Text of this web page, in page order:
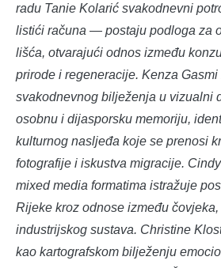
radu Tanie Kolarić svakodnevni
listići računa — postaju podloga za
lišća, otvarajući odnos između
prirode i regeneracije. Kenza Gasmi
svakodnevnog bilježenja u vizualni
osobnu i dijasporsku memoriju,
kulturnog nasljeđa koje se prenosi
fotografije i iskustva migracije.
mixed media formatima istražuje
Rijeke kroz odnose između
industrijskog sustava. Christine
kao kartografskom bilježenju